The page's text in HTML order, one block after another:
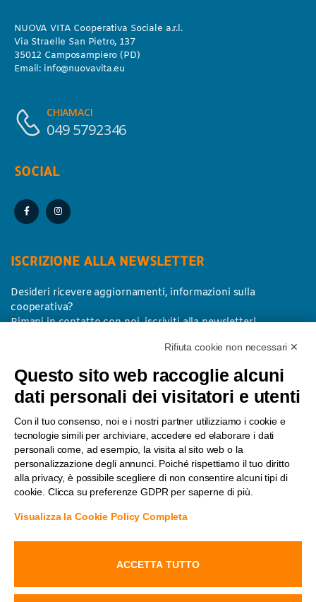
NUOVA VITA Cooperativa Sociale a.r.l.
Via Straelle San Pietro, 137
35012 Camposampiero (PD)
Email: info@nuovavita.eu
CHIAMACI
049 5792346
SOCIAL
ISCRIZIONE ALLA NEWSLETTER
Desideri ricevere aggiornamenti, informazioni sulla
cooperativa?
Rimani in contatto con noi, iscriviti alla newsletter!
I tuoi dati
L
a
u
a
m
G
D
P
R
s
e
Dichiaro di aver visionato l'informativa privacy ed autorizzo il
trattamento dei dati per ricevere gli aggiornamenti e le informazioni sulle
attività ed iniziative di NUOVA VITA tramite email
Rifiuta cookie non necessari ✕
Questo sito web raccoglie alcuni
dati personali dei visitatori e utenti
Con il tuo consenso, noi e i nostri partner utilizziamo i cookie e
tecnologie simili per archiviare, accedere ed elaborare i dati
personali come, ad esempio, la visita al sito web o la
personalizzazione degli annunci. Poiché rispettiamo il tuo diritto
alla privacy, è possibile scegliere di non consentire alcuni tipi di
cookie. Clicca su preferenze GDPR per saperne di più.
Visualizza la Cookie Policy Completa
ACCETTA TUTTO